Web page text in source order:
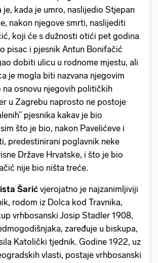
je, kada je umro, naslijedio Stjepan
nakon njegove smrti, naslijediti
koji će s dužnosti otići pet godina
pisac i pjesnik Antun Bonifačić
dobiti ulicu u rodnome mjestu, ali
je mogla biti nazvana njegovim
na osnovu njegovih političkih
u Zagrebu naprosto ne postoje
pjesnika kakav je bio
što je bio, nakon Pavelićeve i
predestinirani poglavnik neke
Države Hrvatske, i što je bio
nije bio ništa treće.
Šarić vjerojatno je najzanimljiviji
rodom iz Dolca kod Travnika,
vrhbosanski Josip Stadler 1908,
zaređuje u biskupa,
Katolički tjednik. Godine 1922, uz
vlasti, postaje vrhbosanski